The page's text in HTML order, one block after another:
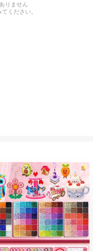
りません
ください。